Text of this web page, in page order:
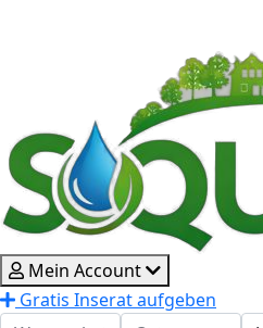
Mein Account
Gratis Inserat aufgeben